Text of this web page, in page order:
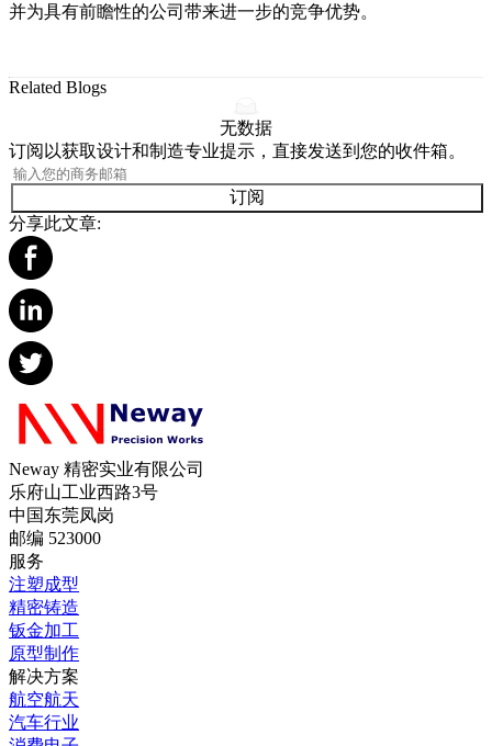
并为具有前瞻性的公司带来进一步的竞争优势。
Related Blogs
无数据
订阅以获取设计和制造专业提示，直接发送到您的收件箱。
订阅
分享此文章:
Neway 精密实业有限公司
乐府山工业西路3号
中国东莞凤岗
邮编 523000
服务
注塑成型
精密铸造
钣金加工
原型制作
解决方案
航空航天
汽车行业